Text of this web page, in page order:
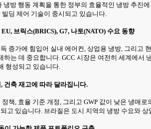
냉방 행동 계획을 통한 정부의 효율적인 냉방 추
딩 제어 기술이 중시되고 있습니다.
브릭스(BRICS), G7, 나토(NATO) 수요 동향
증가에 힘입어 실내 에어컨, 상업용 냉방, 그리
는 데 중요합니다. GCC 시장은 여전히 세계에
형성되고 있습니다.
건축 재고에 따라 달라집니다.
책, 효율 기준 개정, 그리고 GWP 값이 낮은 냉매
고 있습니다. 브라질은 도시 지역의 냉방 수요와